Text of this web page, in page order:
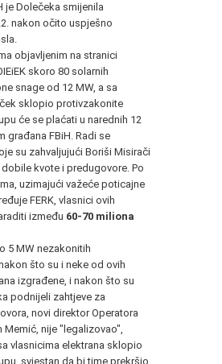
je Dolečeka smijenila
nakon očito uspješno
objavljenim na stranici
skoro 80 solarnih
snage od 12 MW, a sa
sklopio protivzakonite
će se plaćati u narednih 12
građana FBiH. Radi se
su zahvaljujući Boriši Misirači
kvote i predugovore. Po
uzimajući važeće poticajne
FERK, vlasnici ovih
između 60-70 miliona
5 MW nezakonitih
što su i neke od ovih
izgrađene, i nakon što su
podnijeli zahtjeve za
novi direktor Operatora
Memić, nije "legalizovao",
vlasnicima elektrana sklopio
svjestan da bi time prekršio